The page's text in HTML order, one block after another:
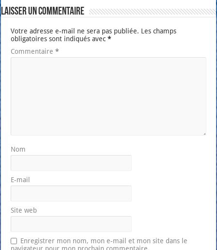
Laisser un commentaire
Votre adresse e-mail ne sera pas publiée. Les champs
obligatoires sont indiqués avec*
Commentaire*
Nom
E-mail
Site web
Enregistrer mon nom, mon e-mail et mon site dans le